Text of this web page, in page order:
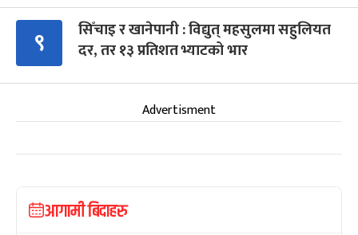
९
सिँचाइ र खानेपानी : विद्युत् महसुलमा सहुलियत
दर, तर १३ प्रतिशत भ्याटको भार
Advertisment
आगामी बिदाहरु